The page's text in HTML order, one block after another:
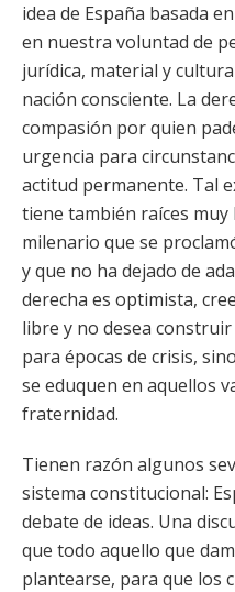
idea de España basada
en nuestra voluntad de
jurídica, material y
nación consciente. La
compasión por quien
urgencia para
actitud permanente. Tal
tiene también raíces muy
milenario que se
y que no ha dejado de
derecha es optimista,
libre y no desea
para épocas de crisis,
se eduquen en aquellos
fraternidad.
Tienen razón algunos
sistema constitucional:
debate de ideas. Una
que todo aquello que
plantearse, para que los